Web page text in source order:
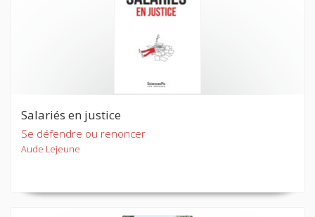
Salariés en justice
Se défendre ou renoncer
Aude Lejeune